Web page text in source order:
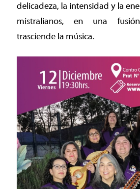
delicadeza, la intensidad y la
mistralianos, en una
trasciende la música.